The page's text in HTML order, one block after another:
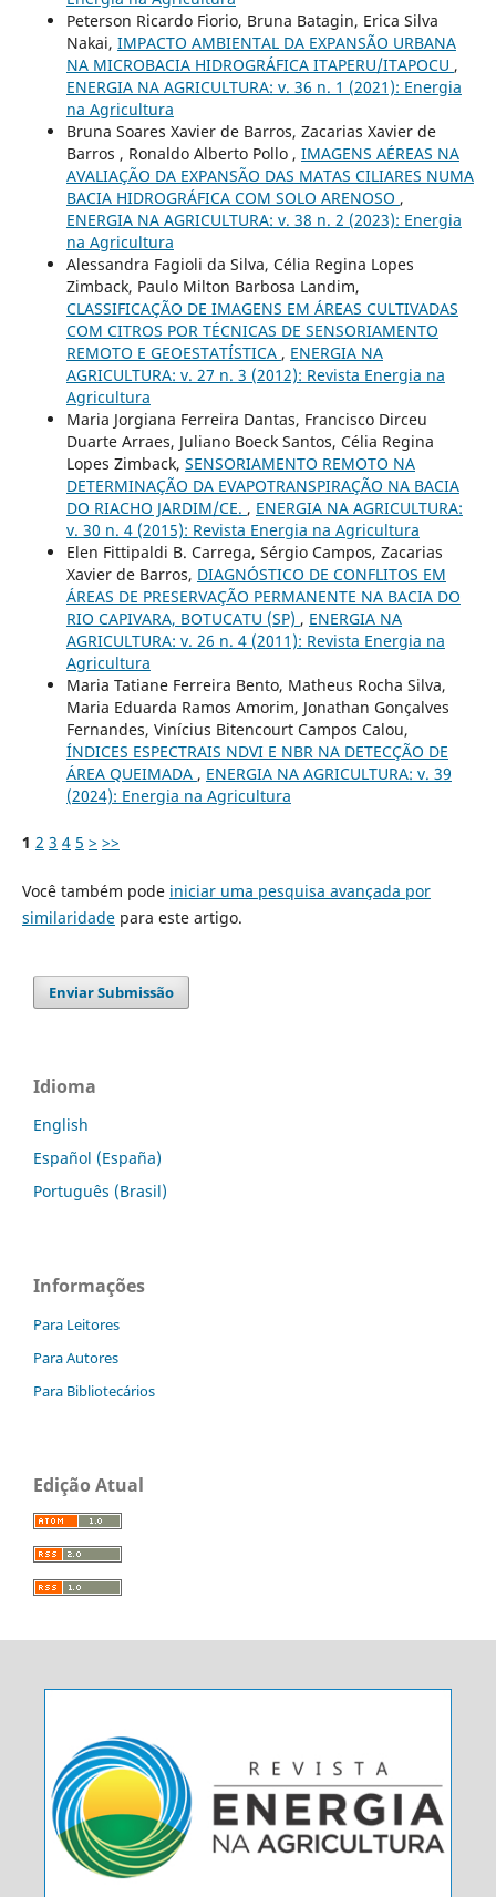
Peterson Ricardo Fiorio, Bruna Batagin, Erica Silva
Nakai, IMPACTO AMBIENTAL DA EXPANSÃO URBANA
NA MICROBACIA HIDROGRÁFICA ITAPERU/ITAPOCU ,
ENERGIA NA AGRICULTURA: v. 36 n. 1 (2021): Energia
na Agricultura
Bruna Soares Xavier de Barros, Zacarias Xavier de
Barros , Ronaldo Alberto Pollo , IMAGENS AÉREAS NA
AVALIAÇÃO DA EXPANSÃO DAS MATAS CILIARES NUMA
BACIA HIDROGRÁFICA COM SOLO ARENOSO ,
ENERGIA NA AGRICULTURA: v. 38 n. 2 (2023): Energia
na Agricultura
Alessandra Fagioli da Silva, Célia Regina Lopes
Zimback, Paulo Milton Barbosa Landim,
CLASSIFICAÇÃO DE IMAGENS EM ÁREAS CULTIVADAS
COM CITROS POR TÉCNICAS DE SENSORIAMENTO
REMOTO E GEOESTATÍSTICA , ENERGIA NA
AGRICULTURA: v. 27 n. 3 (2012): Revista Energia na
Agricultura
Maria Jorgiana Ferreira Dantas, Francisco Dirceu
Duarte Arraes, Juliano Boeck Santos, Célia Regina
Lopes Zimback, SENSORIAMENTO REMOTO NA
DETERMINAÇÃO DA EVAPOTRANSPIRAÇÃO NA BACIA
DO RIACHO JARDIM/CE. , ENERGIA NA AGRICULTURA:
v. 30 n. 4 (2015): Revista Energia na Agricultura
Elen Fittipaldi B. Carrega, Sérgio Campos, Zacarias
Xavier de Barros, DIAGNÓSTICO DE CONFLITOS EM
ÁREAS DE PRESERVAÇÃO PERMANENTE NA BACIA DO
RIO CAPIVARA, BOTUCATU (SP) , ENERGIA NA
AGRICULTURA: v. 26 n. 4 (2011): Revista Energia na
Agricultura
Maria Tatiane Ferreira Bento, Matheus Rocha Silva,
Maria Eduarda Ramos Amorim, Jonathan Gonçalves
Fernandes, Vinícius Bitencourt Campos Calou,
ÍNDICES ESPECTRAIS NDVI E NBR NA DETECÇÃO DE
ÁREA QUEIMADA , ENERGIA NA AGRICULTURA: v. 39
(2024): Energia na Agricultura
1 2 3 4 5 > >>
Você também pode iniciar uma pesquisa avançada por
similaridadepara este artigo.
Enviar Submissão
Idioma
English
Español (España)
Português (Brasil)
Informações
Para Leitores
Para Autores
Para Bibliotecários
Edição Atual